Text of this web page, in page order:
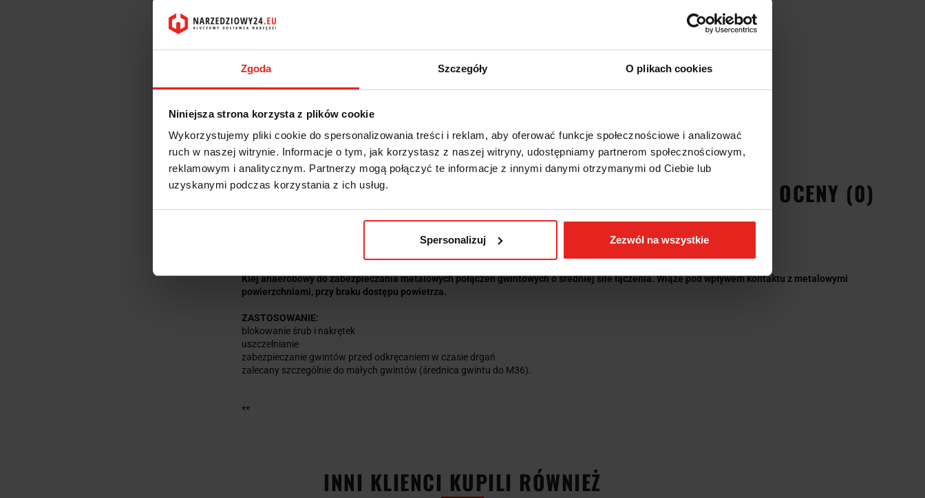
Zgoda Szczegóły O plikach cookies
Niniejsza strona korzysta z plików cookie
Wykorzystujemy pliki cookie do spersonalizowania treści i reklam, aby oferować funkcje społecznościowe i analizować
ruch w naszej witrynie. Informacje o tym, jak korzystasz z naszej witryny, udostępniamy partnerom społecznościowym,
reklamowym i analitycznym. Partnerzy mogą połączyć te informacje z innymi danymi otrzymanymi od Ciebie lub
uzyskanymi podczas korzystania z ich usług.
Spersonalizuj Zezwól na wszystkie
OPIS INFORMACJE DOT. BEZPIECZEŃSTWA OPINIE I OCENY (0)
Klej anaerobowy do zabezpieczania metalowych połączeń gwintowych o średniej sile łączenia. Wiąże pod wpływem kontaktu z metalowymi
powierzchniami, przy braku dostępu powietrza.
ZASTOSOWANIE:
blokowanie śrub i nakrętek
uszczelnianie
zabezpieczanie gwintów przed odkręcaniem w czasie drgań
zalecany szczególnie do małych gwintów (średnica gwintu do M36).
**
INNI KLIENCI KUPILI RÓWNIEŻ